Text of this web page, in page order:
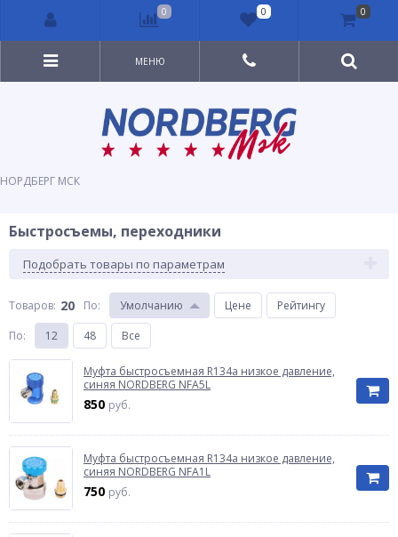
НОРДБЕРГ МСК
МЕНЮ
Быстросъемы, переходники
Подобрать товары по параметрам
Товаров: 20 По: Умолчанию Цене
Рейтингу
По: 12 48 Все
Муфта быстросъемная R134a низкое давление,
синяя NORDBERG NFA5L
850 руб.
Муфта быстросъемная R134a низкое давление,
синяя NORDBERG NFA1L
750 руб.
0 0 0